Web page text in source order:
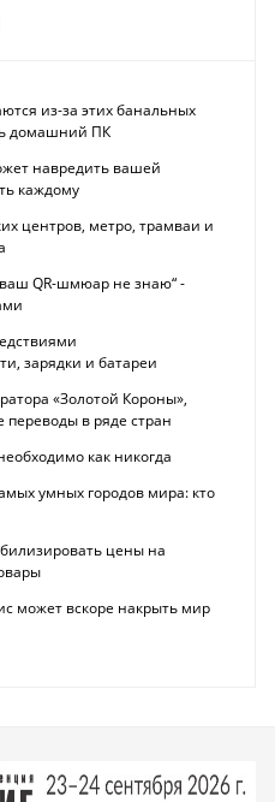
из-за этих банальных
домашний ПК
навредить вашей
каждому
центров, метро, трамваи и
QR-шмюар не знаю“ -
зарядки и батареи
«Золотой Короны»,
в ряде стран
как никогда
умных городов мира: кто
цены на
может вскоре накрыть мир